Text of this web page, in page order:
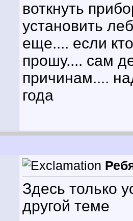
воткнуть
установить
еще.... если
прошу.... сам
причинам....
года
Здесь только
другой теме